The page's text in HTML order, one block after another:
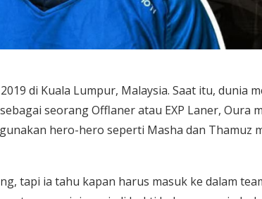
di Kuala Lumpur, Malaysia. Saat itu, dunia
seorang Offlaner atau EXP Laner, Oura
hero-hero seperti Masha dan Thamuz
tapi ia tahu kapan harus masuk ke dalam